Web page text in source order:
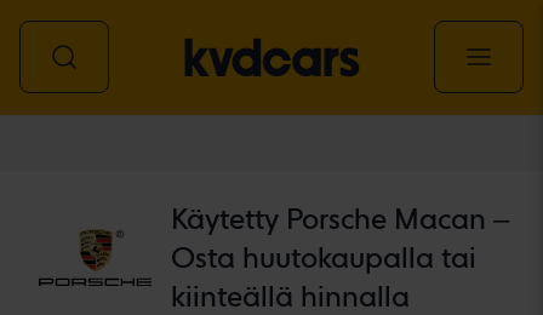
Käytetty Porsche Macan –
Osta huutokaupalla tai
kiinteällä hinnalla